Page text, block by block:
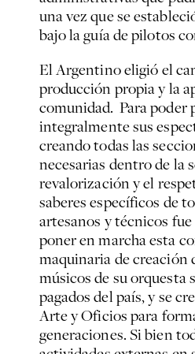
una vez que se
bajo la guía de pilotos
El Argentino eligió el
producción propia y la
comunidad. Para poder
integralmente sus
creando todas las
necesarias dentro de la
revalorización y el
saberes específicos de
artesanos y técnicos
poner en marcha esta
maquinaria de creación
músicos de su orquesta
pagados del país, y se
Arte y Oficios para
generaciones. Si bien